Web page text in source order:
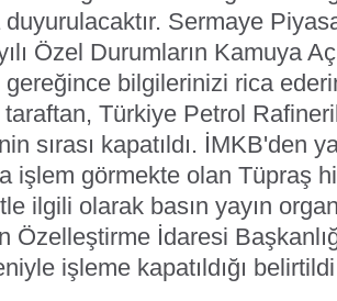
Sermaye
Özel Durumların Kamuya
gereğince bilgilerinizi rica
taraftan, Türkiye Petrol
sırası kapatıldı. İMKB'den
işlem görmekte olan Tüpraş
ilgili olarak basın yayın
Özelleştirme İdaresi
işleme kapatıldığı